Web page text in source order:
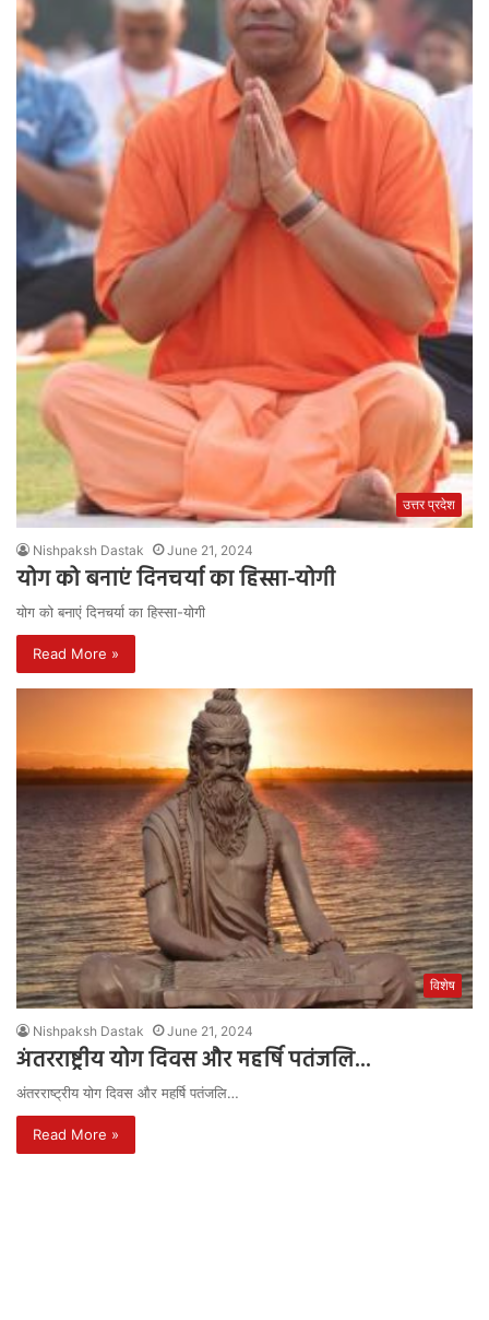
उत्तर प्रदेश
Nishpaksh Dastak June 21, 2024
योग को बनाएं दिनचर्या का हिस्सा-योगी
योग को बनाएं दिनचर्या का हिस्सा-योगी
Read More »
विशेष
Nishpaksh Dastak June 21, 2024
अंतरराष्ट्रीय योग दिवस और महर्षि पतंजलि…
अंतरराष्ट्रीय योग दिवस और महर्षि पतंजलि…
Read More »